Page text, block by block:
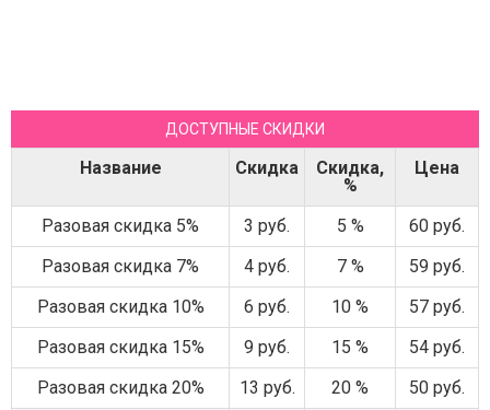
ДОСТУПНЫЕ СКИДКИ
Название Скидка
Скидка,
%
Цена
Разовая скидка 5% 3 руб. 5 %
60 руб.
Разовая скидка 7%
4 руб. 7 %
59 руб.
Разовая скидка 10%
6 руб. 10 %
57 руб.
Разовая скидка 15%
9 руб. 15 %
54 руб.
Разовая скидка 20%
13 руб. 20 %
50 руб.